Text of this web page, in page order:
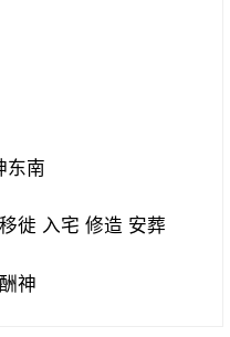
东南
徙 入宅 修造 安葬
神